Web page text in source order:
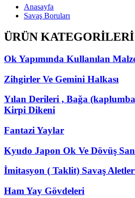
Anasayfa
Savaş Boruları
ÜRÜN KATEGORİLERİ
Ok Yapımında Kullanılan
Zihgirler Ve Gemini Halkası
Yılan Derileri , Bağa
Kirpi Dikeni
Fantazi Yaylar
Kyudo Japon Ok Ve Dövüş
İmitasyon ( Taklit) Savaş
Ham Yay Gövdeleri